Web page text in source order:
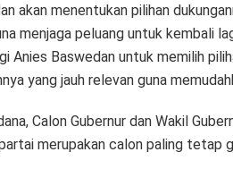
akan menentukan pilihan
menjaga peluang untuk kembali
Anies Baswedan untuk memilih
yang jauh relevan guna
Calon Gubernur dan Wakil
merupakan calon paling tetap